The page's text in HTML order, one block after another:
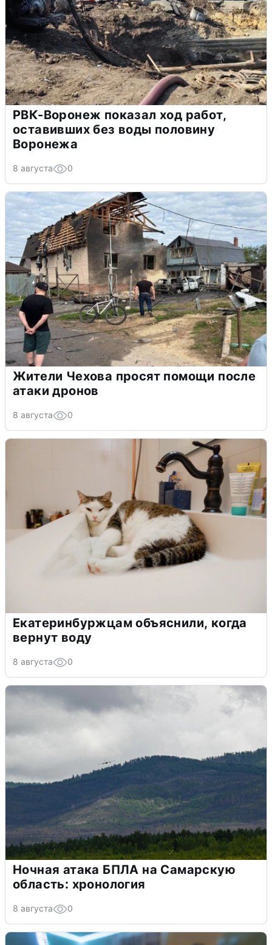
РВК-Воронеж показал ход работ,
оставивших без воды половину
Воронежа
8 августа 0
Жители Чехова просят помощи после
атаки дронов
8 августа 0
Екатеринбуржцам объяснили, когда
вернут воду
8 августа 0
Ночная атака БПЛА на Самарскую
область: хронология
8 августа 0